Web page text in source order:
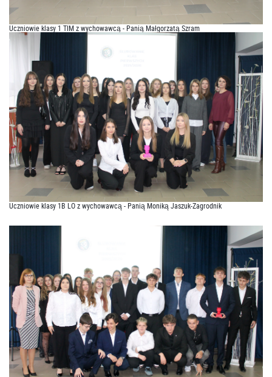
Uczniowie klasy 1 TIM z wychowawcą - Panią Małgorzatą Szram
Uczniowie klasy 1B LO z wychowawcą - Panią Moniką Jaszuk-Zagrodnik